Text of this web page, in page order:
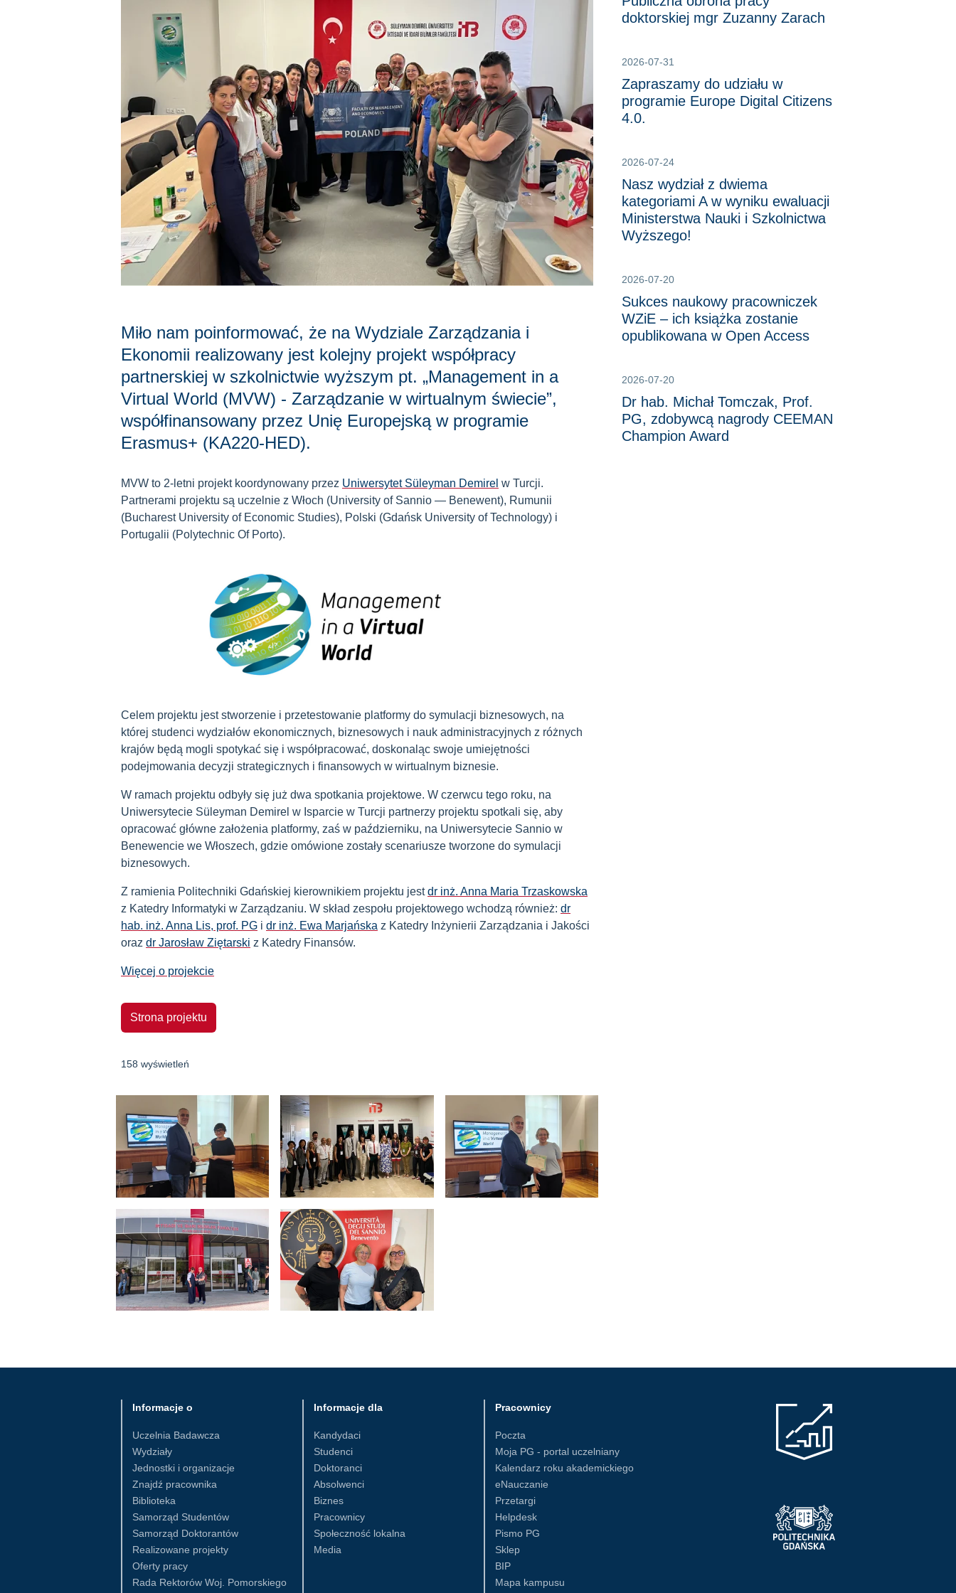
Miło nam poinformować, że na Wydziale Zarządzania i
Ekonomii realizowany jest kolejny projekt współpracy
partnerskiej w szkolnictwie wyższym pt. „Management in a
Virtual World (MVW) - Zarządzanie w wirtualnym świecie”,
współfinansowany przez Unię Europejską w programie
Erasmus+ (KA220-HED).
MVW to 2-letni projekt koordynowany przez Uniwersytet Süleyman Demirel w Turcji.
Partnerami projektu są uczelnie z Włoch (University of Sannio — Benewent), Rumunii
(Bucharest University of Economic Studies), Polski (Gdańsk University of Technology) i
Portugalii (Polytechnic Of Porto).
Celem projektu jest stworzenie i przetestowanie platformy do symulacji biznesowych, na
której studenci wydziałów ekonomicznych, biznesowych i nauk administracyjnych z różnych
krajów będą mogli spotykać się i współpracować, doskonaląc swoje umiejętności
podejmowania decyzji strategicznych i finansowych w wirtualnym biznesie.
W ramach projektu odbyły się już dwa spotkania projektowe. W czerwcu tego roku, na
Uniwersytecie Süleyman Demirel w Isparcie w Turcji partnerzy projektu spotkali się, aby
opracować główne założenia platformy, zaś w październiku, na Uniwersytecie Sannio w
Benewencie we Włoszech, gdzie omówione zostały scenariusze tworzone do symulacji
biznesowych.
Z ramienia Politechniki Gdańskiej kierownikiem projektu jestdr inż. Anna Maria Trzaskowska
z Katedry Informatyki w Zarządzaniu. W skład zespołu projektowego wchodzą również: dr
hab. inż. Anna Lis, prof. PG i dr inż. Ewa Marjańska z Katedry Inżynierii Zarządzania i Jakości
oraz dr Jarosław Ziętarski z Katedry Finansów.
Więcej o projekcie
Strona projektu
158 wyświetleń
doktorskiej mgr Zuzanny Zarach
2026-07-31
Zapraszamy do udziału w
programie Europe Digital Citizens
4.0.
2026-07-24
Nasz wydział z dwiema
kategoriami A w wyniku ewaluacji
Ministerstwa Nauki i Szkolnictwa
Wyższego!
2026-07-20
Sukces naukowy pracowniczek
WZiE – ich książka zostanie
opublikowana w Open Access
2026-07-20
Dr hab. Michał Tomczak, Prof.
PG, zdobywcą nagrody CEEMAN
Champion Award
Informacje o
Uczelnia Badawcza
Wydziały
Jednostki i organizacje
Znajdź pracownika
Biblioteka
Samorząd Studentów
Samorząd Doktorantów
Realizowane projekty
Oferty pracy
Rada Rektorów Woj. Pomorskiego
Informacje dla
Kandydaci
Studenci
Doktoranci
Absolwenci
Biznes
Pracownicy
Społeczność lokalna
Media
Pracownicy
Poczta
Moja PG - portal uczelniany
Kalendarz roku akademickiego
eNauczanie
Przetargi
Helpdesk
Pismo PG
Sklep
BIP
Mapa kampusu